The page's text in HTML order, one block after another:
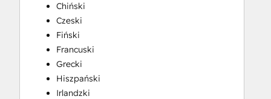
Chiński
Czeski
Fiński
Francuski
Grecki
Hiszpański
Irlandzki